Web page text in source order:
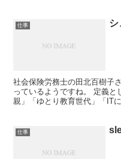
仕事 シ
社会保険労務士の田北百樹子
っているようですね。 定義と
親」「ゆとり教育世代」「IT
仕事